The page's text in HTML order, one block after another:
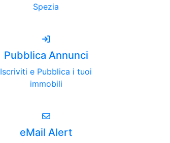
Spezia
Pubblica Annunci
Iscriviti e Pubblica i tuoi
immobili
eMail Alert